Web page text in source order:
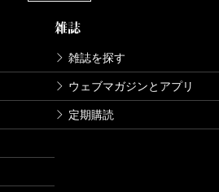
雑誌
雑誌を探す
ウェブマガジンとアプリ
定期購読